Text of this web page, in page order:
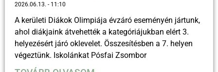
2026.06.13. 11:10
A kerületi Diákok Olimpiája évzáró eseményén jártunk,
ahol diákjaink átvehették a kategóriájukban elért 3.
helyezésért járó oklevelet. Összesítésben a 7. helyen
végeztünk. Iskolánkat Pósfai Zsombor